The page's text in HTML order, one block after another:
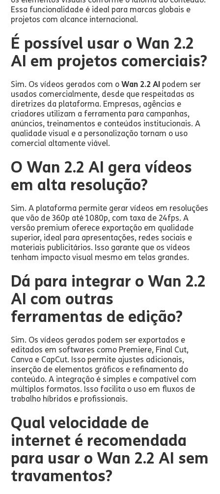
Essa funcionalidade é ideal para marcas globais e
projetos com alcance internacional.
É possível usar o Wan 2.2
AI em projetos comerciais?
Sim. Os vídeos gerados com oWan 2.2 AI podem ser
usados comercialmente, desde que respeitadas as
diretrizes da plataforma. Empresas, agências e
criadores utilizam a ferramenta para campanhas,
anúncios, treinamentos e conteúdos institucionais. A
qualidade visual e a personalização tornam o uso
comercial altamente viável.
O Wan 2.2 AI gera vídeos
em alta resolução?
Sim. A plataforma permite gerar vídeos em resoluções
que vão de 360p até 1080p, com taxa de 24fps. A
versão premium oferece exportação em qualidade
superior, ideal para apresentações, redes sociais e
materiais publicitários. Isso garante que os vídeos
tenham impacto visual mesmo em telas grandes.
Dá para integrar o Wan 2.2
AI com outras
ferramentas de edição?
Sim. Os vídeos gerados podem ser exportados e
editados em softwares como Premiere, Final Cut,
Canva e CapCut. Isso permite ajustes adicionais,
inserção de elementos gráficos e refinamento do
conteúdo. A integração é simples e compatível com
múltiplos formatos. Isso facilita o uso em fluxos de
trabalho híbridos e profissionais.
Qual velocidade de
internet é recomendada
para usar o Wan 2.2 AI sem
travamentos?